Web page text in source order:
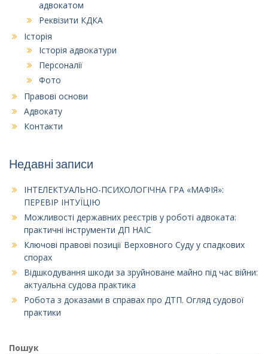
адвокатом
Реквізити КДКА
Історія
Історія адвокатури
Персоналії
Фото
Правові основи
Адвокату
Контакти
Недавні записи
ІНТЕЛЕКТУАЛЬНО-ПСИХОЛОГІЧНА ГРА «МАФІЯ»:
ПЕРЕВІР ІНТУЇЦІЮ
Можливості державних реєстрів у роботі адвоката:
практичні інструменти ДП НАІС
Ключові правові позиції Верховного Суду у спадкових
спорах
Відшкодування шкоди за зруйноване майно під час війни:
актуальна судова практика
Робота з доказами в справах про ДТП. Огляд судової
практики
Пошук